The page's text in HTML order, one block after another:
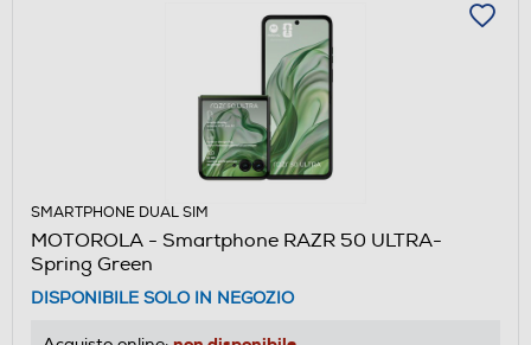
SMARTPHONE DUAL SIM
MOTOROLA - Smartphone RAZR 50 ULTRA-
Spring Green
DISPONIBILE SOLO IN NEGOZIO